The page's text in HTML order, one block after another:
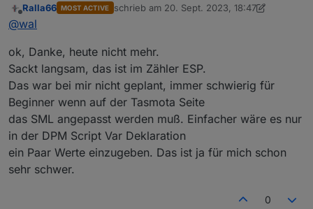
Dann kannst du aktuell senden oder anfordern.
Schaue in meiner Lösung von der vorherigen Seite.
Offline
Ralla66 MOST ACTIVE schrieb am 20. Sept. 2023, 18:47
zuletzt editiert von Ralla66
@wal
ok, Danke, heute nicht mehr.
Sackt langsam, das ist im Zähler ESP.
Das war bei mir nicht geplant, immer schwierig für
Beginner wenn auf der Tasmota Seite
das SML angepasst werden muß. Einfacher wäre es nur
in der DPM Script Var Deklaration
ein Paar Werte einzugeben. Das ist ja für mich schon
sehr schwer.
0